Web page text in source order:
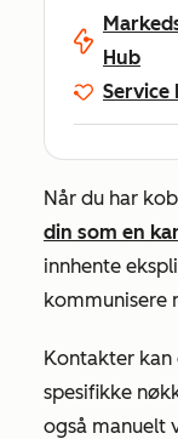
Hub
Service
Når du har
din som en
innhente
kommunisere
Kontakter kan
spesifikke
også manuelt